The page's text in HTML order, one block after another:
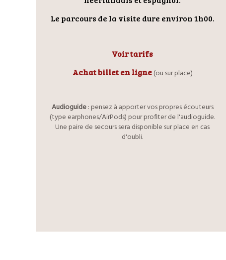
Le parcours de la visite dure environ 1h00.
Voir tarifs
Achat billet en ligne(ou sur place)
Audioguide: pensez à apporter vos propres écouteurs
(type earphones/AirPods) pour profiter de l'audioguide.
Une paire de secours sera disponible sur place en cas
d'oubli.